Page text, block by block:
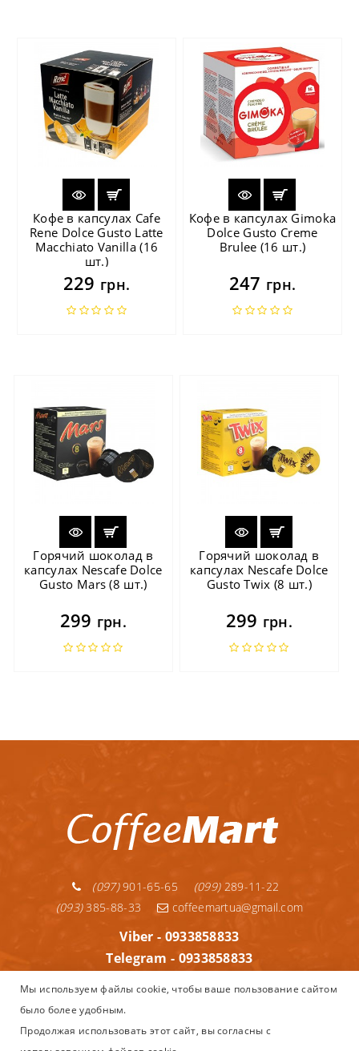
Кофе в капсулах Cafe
Rene Dolce Gusto Latte
Macchiato Vanilla (16
шт.)
229 грн.
Кофе в капсулах Gimoka
Dolce Gusto Creme
Brulee (16 шт.)
247 грн.
Горячий шоколад в
капсулах Nescafe Dolce
Gusto Mars (8 шт.)
299 грн.
Горячий шоколад в
капсулах Nescafe Dolce
Gusto Twix (8 шт.)
299 грн.
(097)901-65-65 (099)289-11-22
(093)385-88-33 coffeemartua@gmail.com
Viber - 0933858833
Telegram - 0933858833
WhatsApp - 0933858833
Информация
Мы используем файлы cookie, чтобы ваше пользование сайтом
было более удобным.
Продолжая использовать этот сайт, вы согласны с